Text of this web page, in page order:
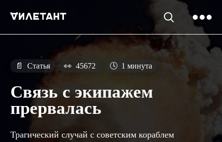
📄 Статья 👀 45672 🕓 1 минута
Связь с экипажем
прервалась
Трагический случай с советским кораблем